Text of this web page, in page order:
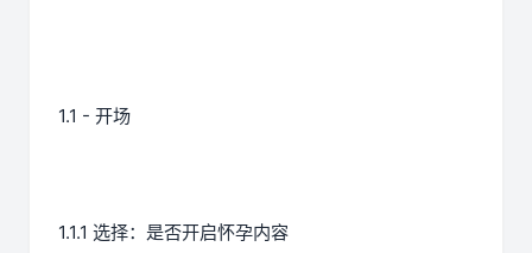
1.1 - 开场
1.1.1 选择：是否开启怀孕内容